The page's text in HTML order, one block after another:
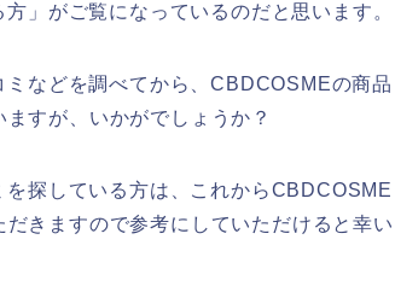
」がご覧になっているのだと思います。
などを調べてから、CBDCOSMEの商品
すが、いかがでしょうか？
探している方は、これからCBDCOSME
きますので参考にしていただけると幸い